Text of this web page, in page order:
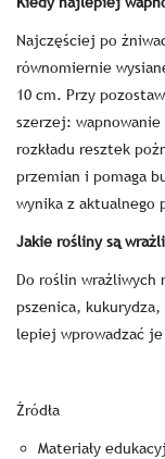
Najczęściej po
równomiernie
10 cm. Przy
szerzej: wapnowanie
rozkładu resztek
przemian i pomaga
wynika z aktualnego
Jakie rośliny są
Do roślin
pszenica,
lepiej wprowadzać
Źródła
Materiały